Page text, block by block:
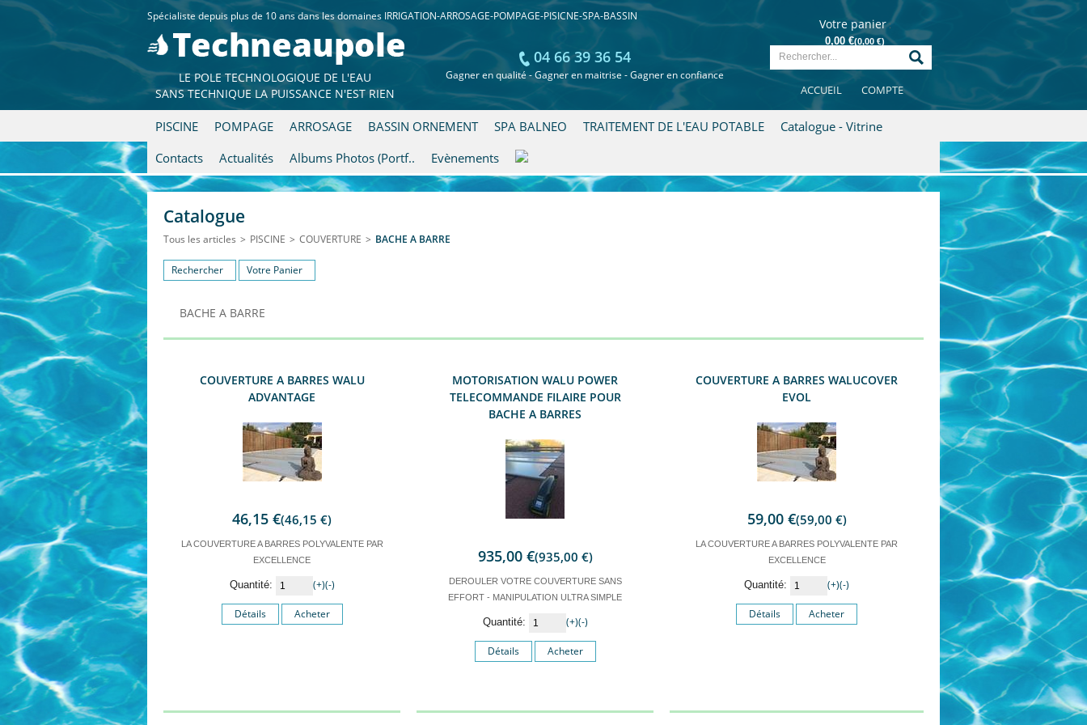
Spécialiste depuis plus de 10 ans dans les domaines IRRIGATION-ARROSAGE-POMPAGE-PISICNE-SPA-BASSIN
04 66 39 36 54
Gagner en qualité - Gagner en maitrise - Gagner en confiance
Votre panier:
0,00 €(0,00 €)
0 article(s) dans mon panier
Total : Voir mon panier
LE POLE TECHNOLOGIQUE DE L'EAU
SANS TECHNIQUE LA PUISSANCE N'EST RIEN
ACCUEIL COMPTE
PISCINE POMPAGE ARROSAGE BASSIN ORNEMENT SPA BALNEO TRAITEMENT DE L'EAU POTABLE
Catalogue - Vitrine
Contacts
Actualités Albums Photos (Portf.. Evènements
Catalogue
Tous les articles > PISCINE > COUVERTURE > BACHE A BARRE
Rechercher Votre Panier
BACHE A BARRE
COUVERTURE A BARRES WALU
ADVANTAGE
46,15 €(46,15 €)
LA COUVERTURE A BARRES POLYVALENTE PAR
EXCELLENCE
Quantité: (+)(-)
Détails Acheter
MOTORISATION WALU POWER
TELECOMMANDE FILAIRE POUR
BACHE A BARRES
935,00 €(935,00 €)
DEROULER VOTRE COUVERTURE SANS
EFFORT - MANIPULATION ULTRA SIMPLE
Quantité: (+)(-)
Détails Acheter
COUVERTURE A BARRES WALUCOVER
EVOL
59,00 €(59,00 €)
LA COUVERTURE A BARRES POLYVALENTE PAR
EXCELLENCE
Quantité: (+)(-)
Détails Acheter